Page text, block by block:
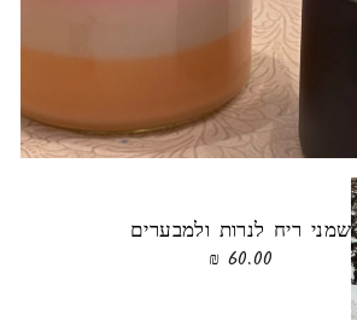
שמני ריח לנרות ולמבערים
60.00 ₪